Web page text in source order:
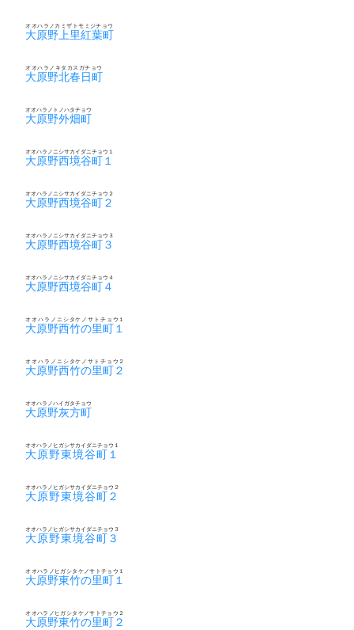
大原野上里紅葉町
オオハラノカミザトモミジチョウ
大原野北春日町
オオハラノキタカスガチョウ
大原野外畑町
オオハラノトノハタチョウ
大原野西境谷町１
オオハラノニシサカイダニチョウ１
大原野西境谷町２
オオハラノニシサカイダニチョウ２
大原野西境谷町３
オオハラノニシサカイダニチョウ３
大原野西境谷町４
オオハラノニシサカイダニチョウ４
大原野西竹の里町１
オオハラノニシタケノサトチョウ１
大原野西竹の里町２
オオハラノニシタケノサトチョウ２
大原野灰方町
オオハラノハイガタチョウ
大原野東境谷町１
オオハラノヒガシサカイダニチョウ１
大原野東境谷町２
オオハラノヒガシサカイダニチョウ２
大原野東境谷町３
オオハラノヒガシサカイダニチョウ３
大原野東竹の里町１
オオハラノヒガシタケノサトチョウ１
大原野東竹の里町２
オオハラノヒガシタケノサトチョウ２